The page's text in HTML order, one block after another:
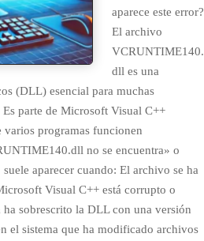
aparece este error?
El archivo
VCRUNTIME140.
dll es una
(DLL) esencial para muchas
parte de Microsoft Visual C++
programas funcionen
no se encuentra» o
aparecer cuando: El archivo se ha
Visual C++ está corrupto o
sobrescrito la DLL con una versión
el sistema que ha modificado archivos